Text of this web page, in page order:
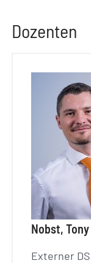
Dozenten
Nobst, Tony
Externer